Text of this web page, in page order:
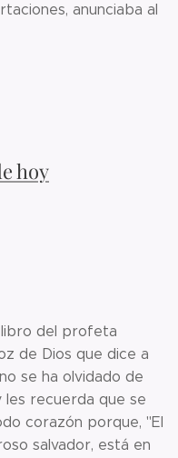
anunciaba al
hoy
libro del profeta
de Dios que dice a
se ha olvidado de
les recuerda que se
corazón porque, "El
salvador, está en